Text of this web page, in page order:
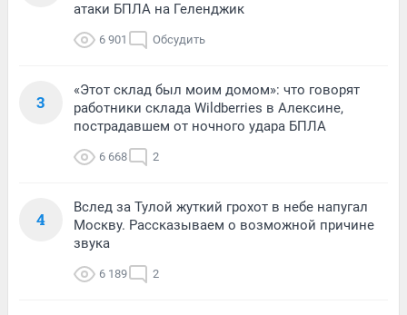
атаки БПЛА на Геленджик
6 901 Обсудить
3
«Этот склад был моим домом»: что говорят
работники склада Wildberries в Алексине,
пострадавшем от ночного удара БПЛА
6 668 2
4
Вслед за Тулой жуткий грохот в небе напугал
Москву. Рассказываем о возможной причине
звука
6 189 2